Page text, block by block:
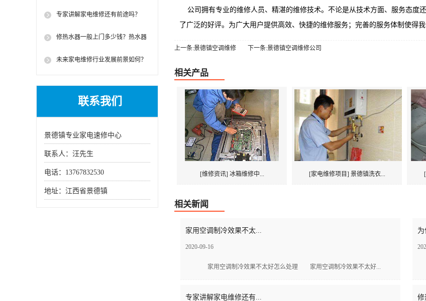
专家讲解家电维修还有前途吗？
修热水器一般上门多少钱？热水器
未来家电维修行业发展前景如何？
联系我们
景德镇专业家电速修中心
联系人：汪先生
电话：13767832530
地址：江西省景德镇
公司拥有专业的维修人员、精湛的维修技术。不论是从技术方面、服务态度
了广泛的好评。为广大用户提供高效、快捷的维修服务；完善的服务体制使得我
上一条:景德镇空调维修 下一条:景德镇空调维修公司
相关产品
[维修资讯] 冰箱维修中... [家电维修项目] 景德镇洗衣...
相关新闻
家用空调制冷效果不太...
2020-09-16
家用空调制冷效果不太好怎么处理 家用空调制冷效果不太好...
专家讲解家电维修还有... 修